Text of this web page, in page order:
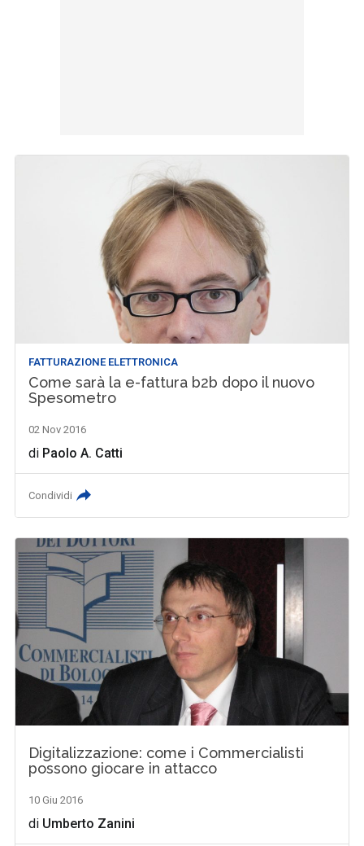
FATTURAZIONE ELETTRONICA
Come sarà la e-fattura b2b dopo il nuovo
Spesometro
02 Nov 2016
di Paolo A. Catti
Condividi
Digitalizzazione: come i Commercialisti
possono giocare in attacco
10 Giu 2016
di Umberto Zanini